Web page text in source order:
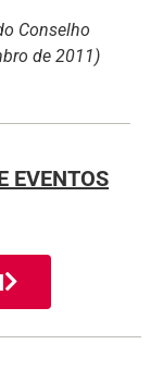
Conselho
de 2011)
EVENTOS